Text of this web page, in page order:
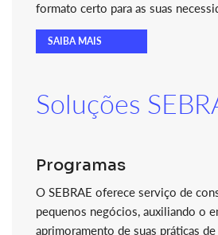
formato certo para as suas
SAIBA MAIS
Soluções
Programas
O SEBRAE oferece serviço de
pequenos negócios, auxiliando o
aprimoramento de suas práticas